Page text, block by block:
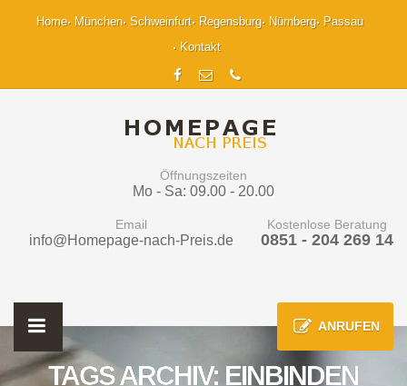
Home München Schweinfurt Regensburg Nürnberg
Passau
Kontakt
Öffnungszeiten
Mo - Sa: 09.00 - 20.00
Email
info@Homepage-nach-Preis.de
Kostenlose Beratung
0851 - 204 269 14
ANRUFEN
TAGS ARCHIV: EINBINDEN